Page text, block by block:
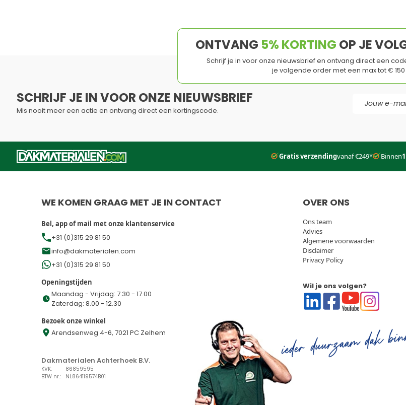
ONTVANG 5% KORTING OP JE
Schrijf je in voor onze nieuwsbrief en ontvang direct een
je volgende order met een max tot € 150
SCHRIJF JE IN VOOR ONZE NIEUWSBRIEF
Mis nooit meer een actie en ontvang direct een kortingscode.
Gratis verzendingvanaf €249* Binnen
WE KOMEN GRAAG MET JE IN CONTACT
Bel, app of mail met onze klantenservice
+31 (0)315 29 81 50
info@dakmaterialen.com
+31 (0)315 29 81 50
Openingstijden
Maandag - Vrijdag: 7.30 - 17.00
Zaterdag: 8.00 - 12.30
Bezoek onze winkel
Arendsenweg 4-6, 7021 PC Zelhem
Dakmaterialen Achterhoek B.V.
KVK:
86859595
BTW nr.:
NL864119574B01
OVER ONS
Ons team
Advies
Algemene voorwaarden
Disclaimer
Privacy Policy
Wil je ons volgen?
LinkedinFacebookYoutubeInstagram